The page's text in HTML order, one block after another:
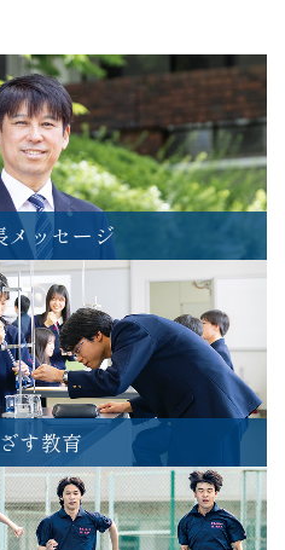
メッセージ
す教育